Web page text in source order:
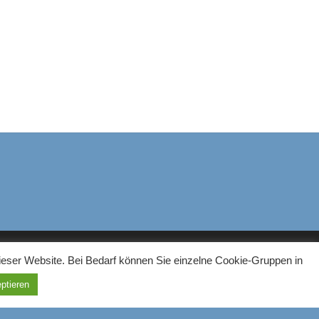
Website. Bei Bedarf können Sie einzelne Cookie-Gruppen in